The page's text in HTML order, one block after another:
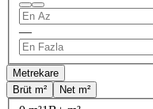
—
Metrekare
Brüt m²
Net m²